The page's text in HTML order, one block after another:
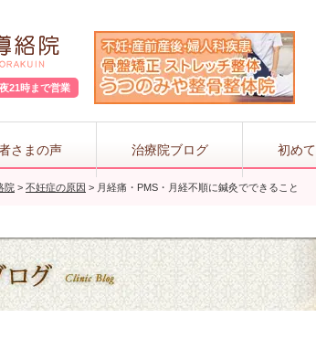
夜21時まで営業
さまの声 治療院ブログ 初め
院 > 不妊症の原因 > 月経痛・PMS・月経不順に鍼灸でできること